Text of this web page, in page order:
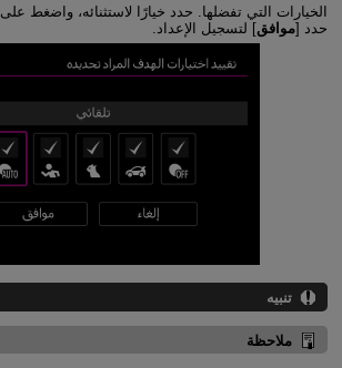
الخيارات التي تفضلها. حدد خيارًا لاستثنائه، واضغط على
حدد [موافق] لتسجيل الإعداد.
تنبيه
ملاحظة